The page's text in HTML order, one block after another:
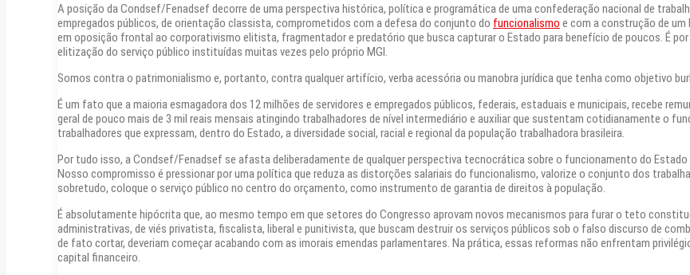
A posição da Condsef/Fenadsef decorre de uma perspectiva histórica, política e programática de uma confederação nacional de
empregados públicos, de orientação classista, comprometidos com a defesa do conjunto do funcionalismo e com a construção de um
em oposição frontal ao corporativismo elitista, fragmentador e predatório que busca capturar o Estado para benefício de poucos. É
elitização do serviço público instituídas muitas vezes pelo próprio MGI.
Somos contra o patrimonialismo e, portanto, contra qualquer artifício, verba acessória ou manobra jurídica que tenha como objetivo
É um fato que a maioria esmagadora dos 12 milhões de servidores e empregados públicos, federais, estaduais e municipais, recebe
geral de pouco mais de 3 mil reais mensais atingindo trabalhadores de nível intermediário e auxiliar que sustentam cotidianamente o
trabalhadores que expressam, dentro do Estado, a diversidade social, racial e regional da população trabalhadora brasileira.
Por tudo isso, a Condsef/Fenadsef se afasta deliberadamente de qualquer perspectiva tecnocrática sobre o funcionamento do
Nosso compromisso é pressionar por uma política que reduza as distorções salariais do funcionalismo, valorize o conjunto dos
sobretudo, coloque o serviço público no centro do orçamento, como instrumento de garantia de direitos à população.
É absolutamente hipócrita que, ao mesmo tempo em que setores do Congresso aprovam novos mecanismos para furar o teto
administrativas, de viés privatista, fiscalista, liberal e punitivista, que buscam destruir os serviços públicos sob o falso discurso de
de fato cortar, deveriam começar acabando com as imorais emendas parlamentares. Na prática, essas reformas não enfrentam
capital financeiro.